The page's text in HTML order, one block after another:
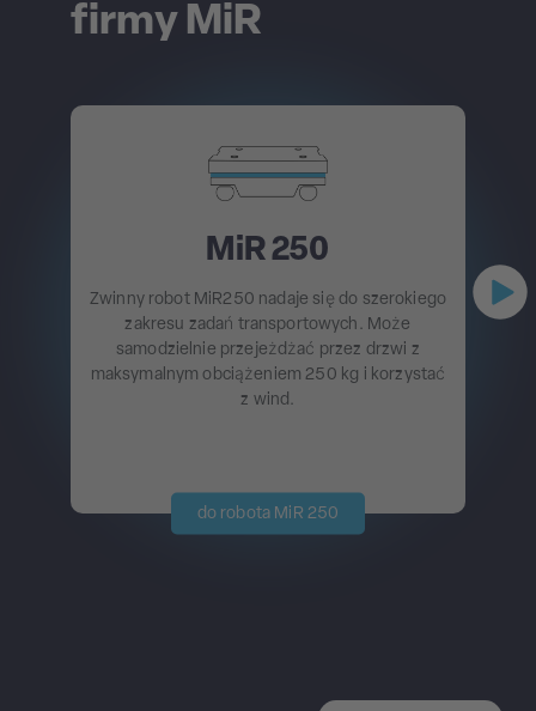
firmy MiR
MiR 250
Zwinny robot MiR250 nadaje się do szerokiego
zakresu zadań transportowych. Może
samodzielnie przejeżdżać przez drzwi z
maksymalnym obciążeniem 250 kg i korzystać
z wind.
do robota MiR 250